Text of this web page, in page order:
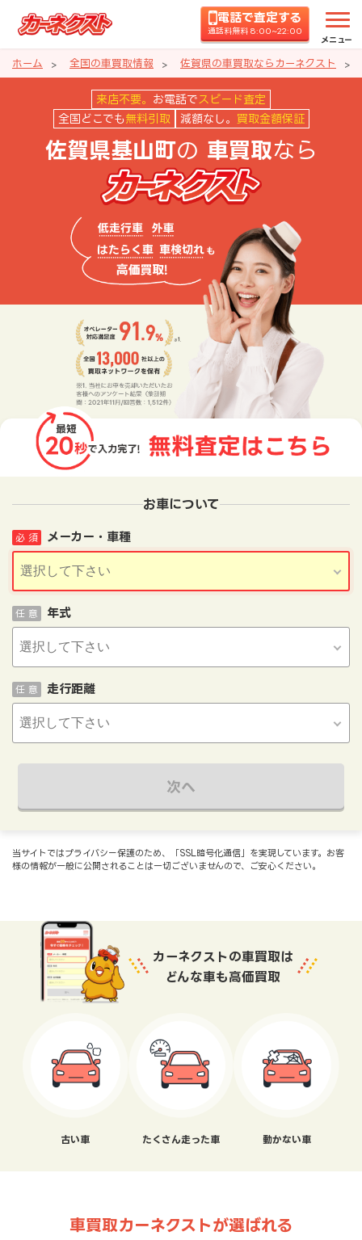
電話で査定する
通話料無料 8:00~22:00
メニュー
ホーム 全国の車買取情報 佐賀県の車買取ならカーネクスト
佐賀県基山町の車買取ならカー
来店不要。 お電話で スピード査定
全国どこでも 無料引取 減額なし。 買取金額保証
佐賀県基山町の 車買取なら
お車について
メーカー・車種
必 須
年式
任 意
走行距離
任 意
次へ
当サイトではプライバシー保護のため、「SSL暗号化通信」を実現しています。お客
様の情報が一般に公開されることは一切ございませんので、ご安心ください。
カーネクストの車買取は
どんな車も高価買取
古い車 たくさん走った車 動かない車
車買取カーネクストが選ばれる